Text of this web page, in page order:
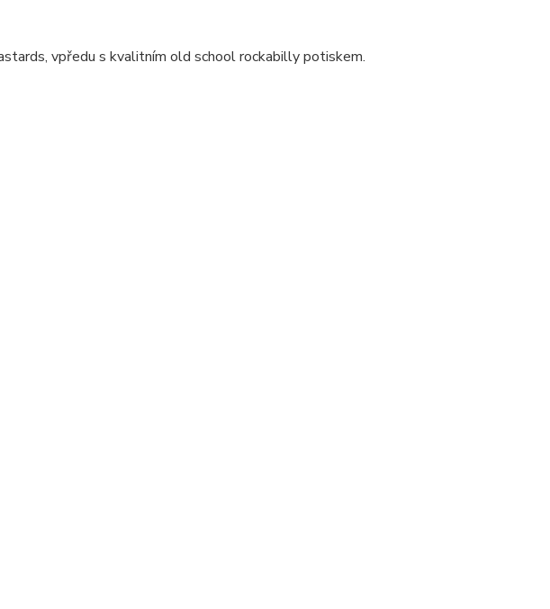
vpředu s kvalitním old school rockabilly potiskem.